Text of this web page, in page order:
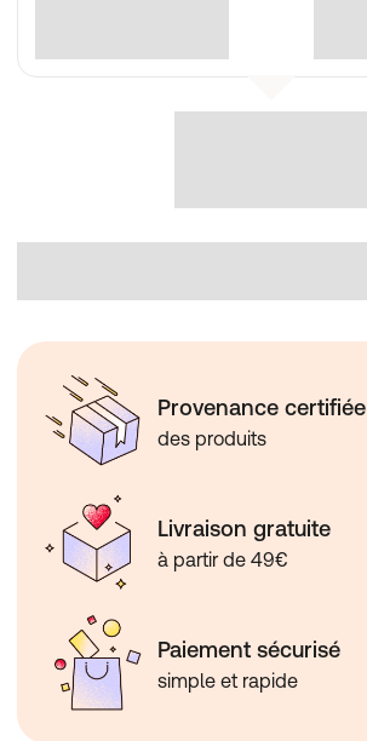
Provenance certifiée
des produits
Livraison gratuite
à partir de 49€
Paiement sécurisé
simple et rapide